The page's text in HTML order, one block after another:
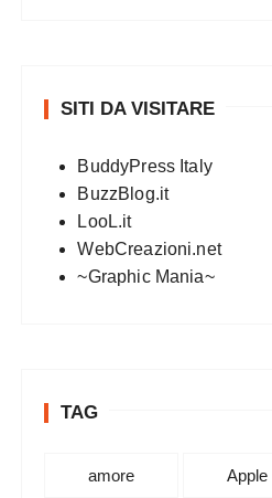
SITI DA VISITARE
BuddyPress Italy
BuzzBlog.it
LooL.it
WebCreazioni.net
~Graphic Mania~
TAG
amore Apple